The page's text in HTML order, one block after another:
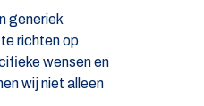
generiek
richten op
wensen en
wij niet alleen